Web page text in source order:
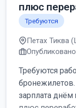
плюс
Требуются
Петах Тиква
Требуются
зарплата днём